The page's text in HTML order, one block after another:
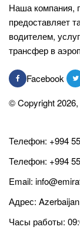
Наша компания,
предоставляет
водителем,
трансфер в
Facebook
© Copyright
Телефон: +994
Телефон: +994
Email:
Адрес:
Часы работы: